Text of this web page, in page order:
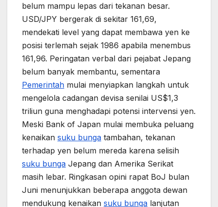
belum mampu lepas dari tekanan besar.
USD/JPY bergerak di sekitar 161,69,
mendekati level yang dapat membawa yen ke
posisi terlemah sejak 1986 apabila menembus
161,96. Peringatan verbal dari pejabat Jepang
belum banyak membantu, sementara
Pemerintah mulai menyiapkan langkah untuk
mengelola cadangan devisa senilai US$1,3
triliun guna menghadapi potensi intervensi yen.
Meski Bank of Japan mulai membuka peluang
kenaikan suku bunga tambahan, tekanan
terhadap yen belum mereda karena selisih
suku bunga Jepang dan Amerika Serikat
masih lebar. Ringkasan opini rapat BoJ bulan
Juni menunjukkan beberapa anggota dewan
mendukung kenaikan suku bunga lanjutan